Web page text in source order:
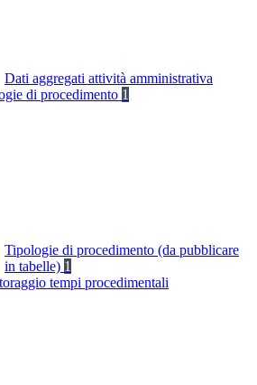
Dati aggregati attività amministrativa
di procedimento 1
Tipologie di procedimento (da pubblicare
in tabelle) 1
tempi procedimentali